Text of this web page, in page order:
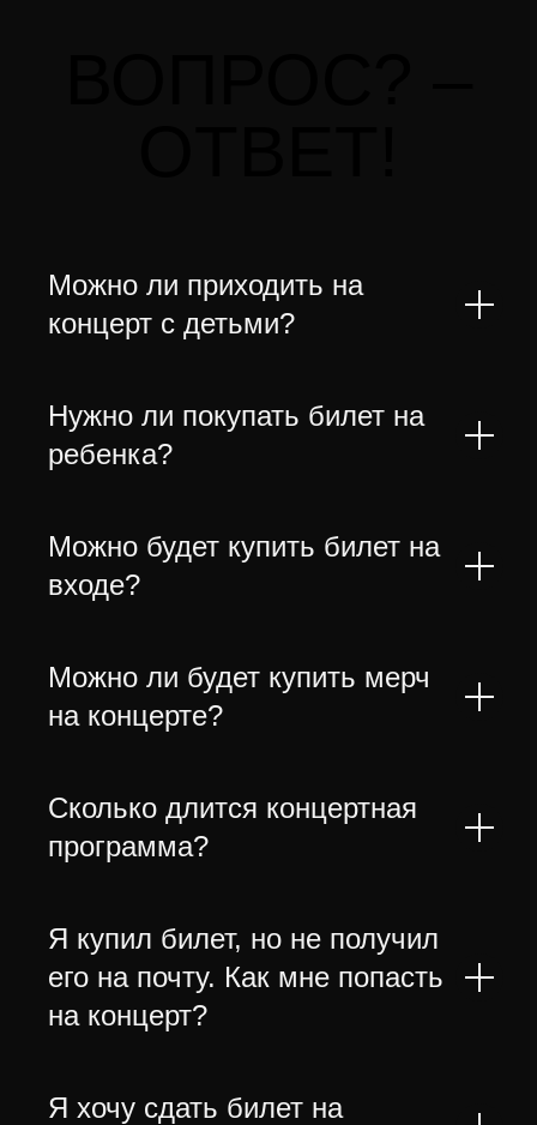
Можно ли приходить на
концерт с детьми?
Нужно ли покупать билет на
ребенка?
Можно будет купить билет на
входе?
Можно ли будет купить мерч
на концерте?
Сколько длится концертная
программа?
Я купил билет, но не получил
его на почту. Как мне попасть
на концерт?
Я хочу сдать билет на